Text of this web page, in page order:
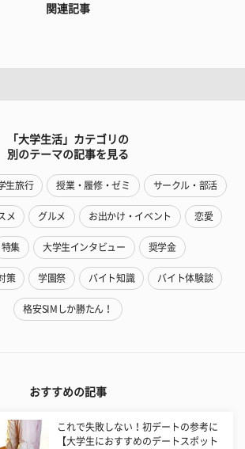
関連記事
「大学生活」カテゴリの
別のテーマの記事を見る
生旅行 授業・履修・ゼミ サークル・部活
メ グルメ お出かけ・イベント 恋愛
特集 大学生インタビュー 奨学金
策 学園祭 バイト知識 バイト体験談
格安SIMしか勝たん！
おすすめの記事
これで失敗しない！初デートの参考に
【大学生におすすめのデートスポット